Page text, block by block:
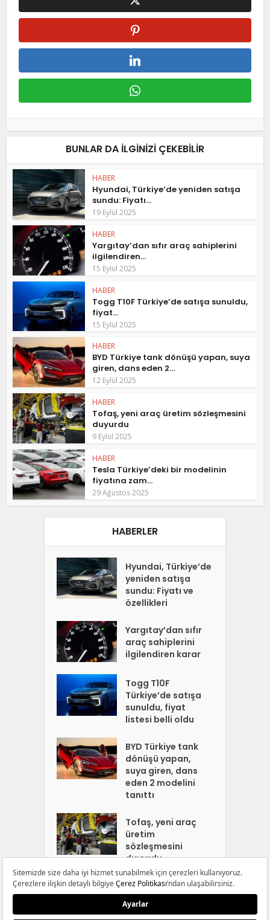
BUNLAR DA ILGINIZI ÇEKEBILIR
HABER
Hyundai, Türkiye’de yeniden satışa
sundu: Fiyatı...
19 Eylül 2025
HABER
Yargıtay’dan sıfır araç sahiplerini
ilgilendiren...
15 Eylül 2025
HABER
Togg T10F Türkiye’de satışa sunuldu,
fiyat...
15 Eylül 2025
HABER
BYD Türkiye tank dönüşü yapan, suya
giren, dans eden 2...
12 Eylül 2025
HABER
Tofaş, yeni araç üretim sözleşmesini
duyurdu
9 Eylül 2025
HABER
Tesla Türkiye’deki bir modelinin
fiyatına zam...
29 Ağustos 2025
HABERLER
Hyundai, Türkiye’de
yeniden satışa
sundu: Fiyatı ve
özellikleri
Yargıtay’dan sıfır
araç sahiplerini
ilgilendiren karar
Togg T10F
Türkiye’de satışa
sunuldu, fiyat
listesi belli oldu
BYD Türkiye tank
dönüşü yapan,
suya giren, dans
eden 2 modelini
tanıttı
Tofaş, yeni araç
üretim
sözleşmesini
duyurdu